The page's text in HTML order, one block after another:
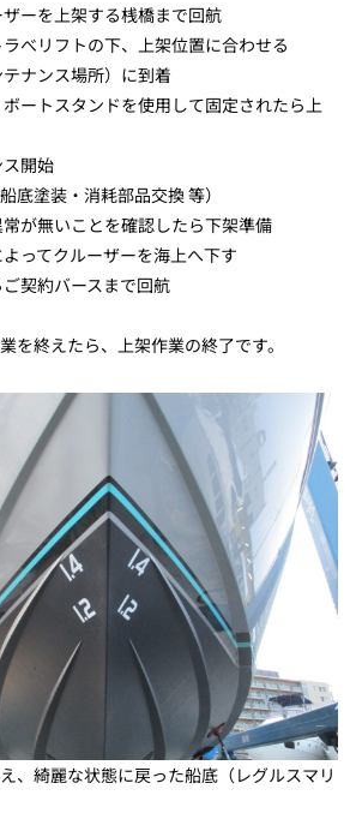
ーを上架する桟橋まで回航
べリフトの下、上架位置に合わせる
ナンス場所）に到着
ートスタンドを使用して固定されたら上
開始
底塗装・消耗部品交換 等）
が無いことを確認したら下架準備
ってクルーザーを海上へ下す
契約バースまで回航
を終えたら、上架作業の終了です。
、綺麗な状態に戻った船底（レグルスマリ